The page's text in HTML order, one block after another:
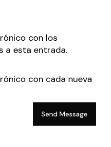
con los
a esta entrada.
con cada nueva
Send Message